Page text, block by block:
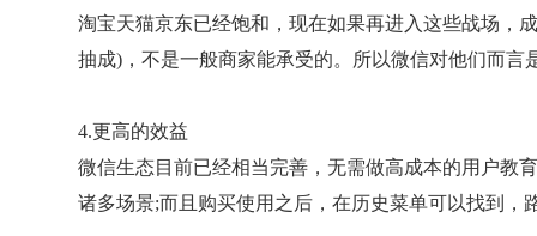
淘宝天猫京东已经饱和，现在如果再进入这些战场，
抽成)，不是一般商家能承受的。所以微信对他们而言
4.更高的效益
微信生态目前已经相当完善，无需做高成本的用户教
诸多场景;而且购买使用之后，在历史菜单可以找到，